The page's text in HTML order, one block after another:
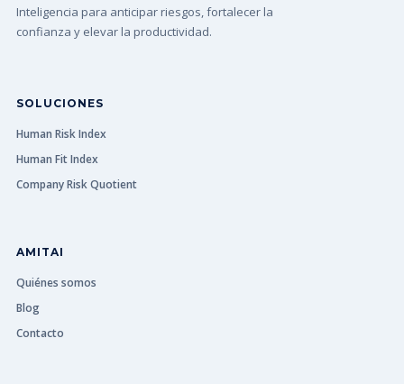
Inteligencia para anticipar riesgos, fortalecer la
confianza y elevar la productividad.
SOLUCIONES
Human Risk Index
Human Fit Index
Company Risk Quotient
AMITAI
Quiénes somos
Blog
Contacto